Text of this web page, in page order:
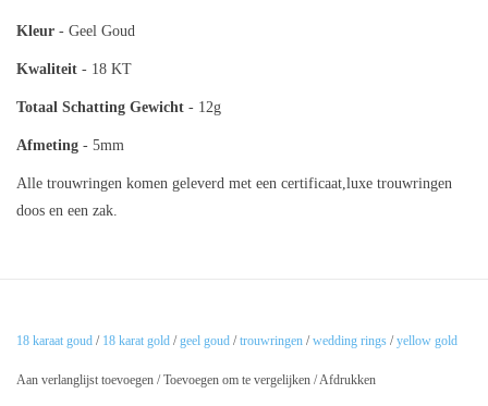
Kleur - Geel Goud
Kwaliteit - 18 KT
Totaal Schatting Gewicht - 12g
Afmeting - 5mm
Alle trouwringen komen geleverd met een certificaat,luxe trouwringen
doos en een zak.
18 karaat goud / 18 karat gold /geel goud /trouwringen /wedding rings /yellow gold
Aan verlanglijst toevoegen /Toevoegen om te vergelijken /Afdrukken